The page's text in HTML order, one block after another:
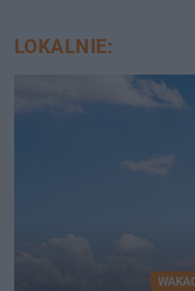
LOKALNIE: